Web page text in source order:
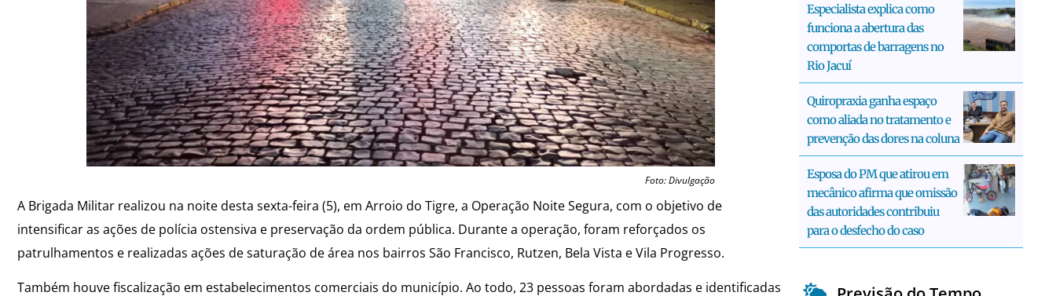
Foto: Divulgação
A Brigada Militar realizou na noite desta sexta-feira (5), em Arroio do Tigre, a Operação Noite Segura, com o objetivo de
intensificar as ações de polícia ostensiva e preservação da ordem pública. Durante a operação, foram reforçados os
patrulhamentos e realizadas ações de saturação de área nos bairros São Francisco, Rutzen, Bela Vista e Vila Progresso.
Também houve fiscalização em estabelecimentos comerciais do município. Ao todo, 23 pessoas foram abordadas e identificadas
Especialista explica como
funciona a abertura das
comportas de barragens no
Rio Jacuí
Quiropraxia ganha espaço
como aliada no tratamento e
prevenção das dores na coluna
Esposa do PM que atirou em
mecânico afirma que omissão
das autoridades contribuiu
para o desfecho do caso